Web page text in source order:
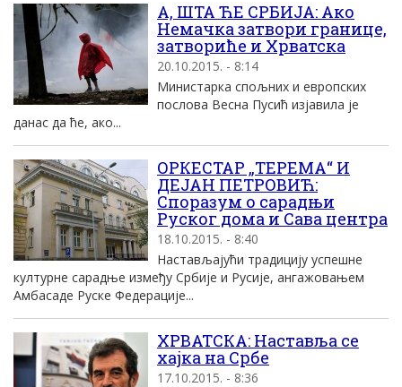
А, ШТА ЋЕ СРБИЈА: Ако
Немачка затвори границе,
затвориће и Хрватска
20.10.2015. - 8:14
Министарка спољних и европских
послова Весна Пусић изјавила је
данас да ће, ако...
ОРКЕСТАР „ТЕРЕМА“ И
ДЕЈАН ПЕТРОВИЋ:
Споразум о сарадњи
Руског дома и Сава центра
18.10.2015. - 8:40
Настављајући традицију успешне
културне сарадње између Србије и Русије, ангажовањем
Амбасаде Руске Федерације...
ХРВАТСКА: Наставља се
хајка на Србе
17.10.2015. - 8:36